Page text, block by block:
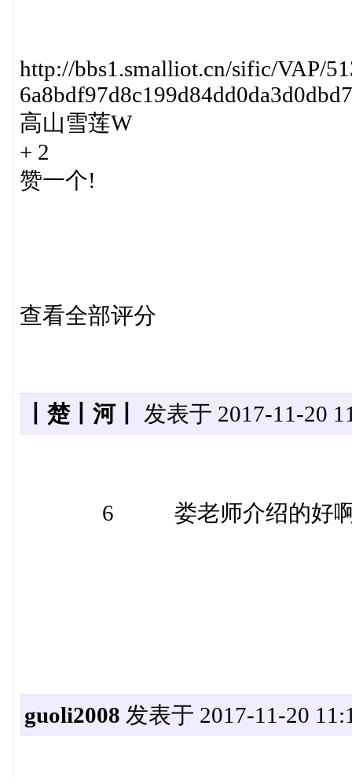
http://bbs1.smalliot.cn/sific/VAP/
高山雪莲W
+ 2
赞一个!
查看全部评分
丨楚丨河丨 发表于 2017-11-20
6 娄老师介绍的好
guoli2008 发表于 2017-11-20